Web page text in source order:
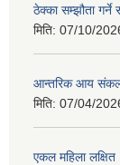
ठेक्का सम्झौता
मिति: 07/10/
आन्तरिक आय संकलन
मिति: 07/04/
एकल महिला